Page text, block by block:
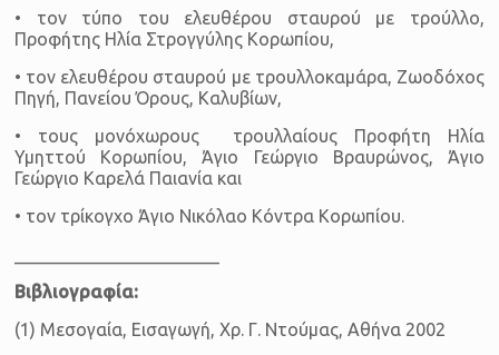
• τον τύπο του ελευθέρου σταυρού με τρούλλο,
Προφήτης Ηλία Στρογγύλης Κορωπίου,
• τον ελευθέρου σταυρού με τρουλλοκαμάρα, Ζωοδόχος
Πηγή, Πανείου Όρους, Καλυβίων,
• τους μονόχωρους τρουλλαίους Προφήτη Ηλία
Υμηττού Κορωπίου, Άγιο Γεώργιο Βραυρώνος, Άγιο
Γεώργιο Καρελά Παιανία και
• τον τρίκογχο Άγιο Νικόλαο Κόντρα Κορωπίου.
Βιβλιογραφία:
(1) Μεσογαία, Εισαγωγή, Χρ. Γ. Ντούμας, Αθήνα 2002